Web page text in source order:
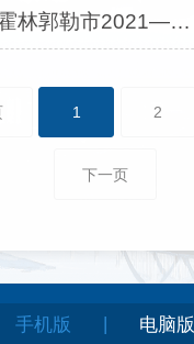
关于印发《霍林郭勒市2021—2023年农机购置补贴实施方案》的通知
1 2
下一页
手机版 电脑版